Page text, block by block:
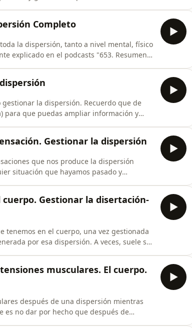
Completo
la dispersión, tanto a nivel mental, físico
explicado en el podcasts "653. Resumen
la dispersión. Recuerdo que de
para que puedas ampliar información y
Gestionar la dispersión
que nos produce la dispersión
situación que hayamos pasado y
Gestionar la disertación-
tenemos en el cuerpo, una vez gestionada
por esa dispersión. A veces, suele ser
musculares. El cuerpo.
después de una dispersión mientras
es no dar por hecho que después de